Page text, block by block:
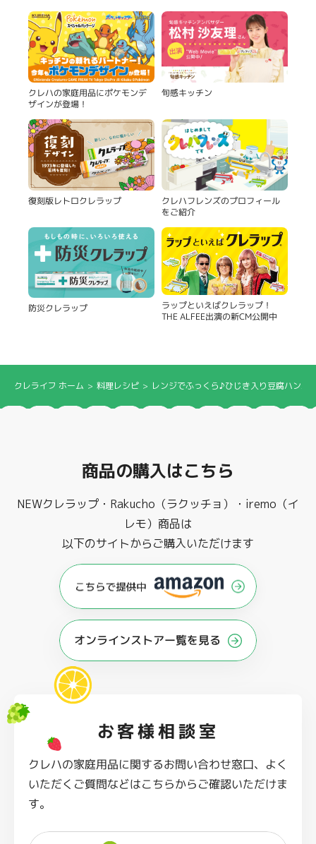
クレハの家庭用品にポケモンデ
ザインが登場！
旬感キッチン
復刻版レトロクレラップ クレハフレンズのプロフィール
をご紹介
防災クレラップ ラップといえばクレラップ！
THE ALFEE出演の新CM公開中
クレライフ ホーム 料理レシピ レンジでふっくら♪ひじき入り豆腐ハンバ
商品の購入はこちら
NEWクレラップ・Rakucho（ラクッチョ）・iremo（イ
レモ）商品は
以下のサイトからご購入いただけます
オンラインストアー覧を見る
お客様相談室
クレハの家庭用品に関するお問い合わせ窓口、よく
いただくご質問などはこちらからご確認いただけま
す。